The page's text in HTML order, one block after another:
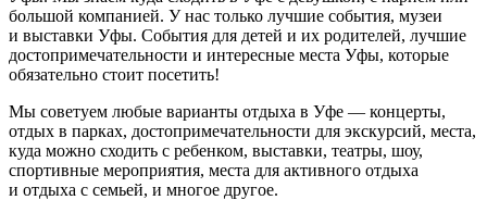
большой компанией. У нас только лучшие события, музеи
и выставки Уфы. События для детей и их родителей, лучшие
достопримечательности и интересные места Уфы, которые
обязательно стоит посетить!
Мы советуем любые варианты отдыха в Уфе — концерты,
отдых в парках, достопримечательности для экскурсий, места,
куда можно сходить с ребенком, выставки, театры, шоу,
спортивные мероприятия, места для активного отдыха
и отдыха с семьей, и многое другое.